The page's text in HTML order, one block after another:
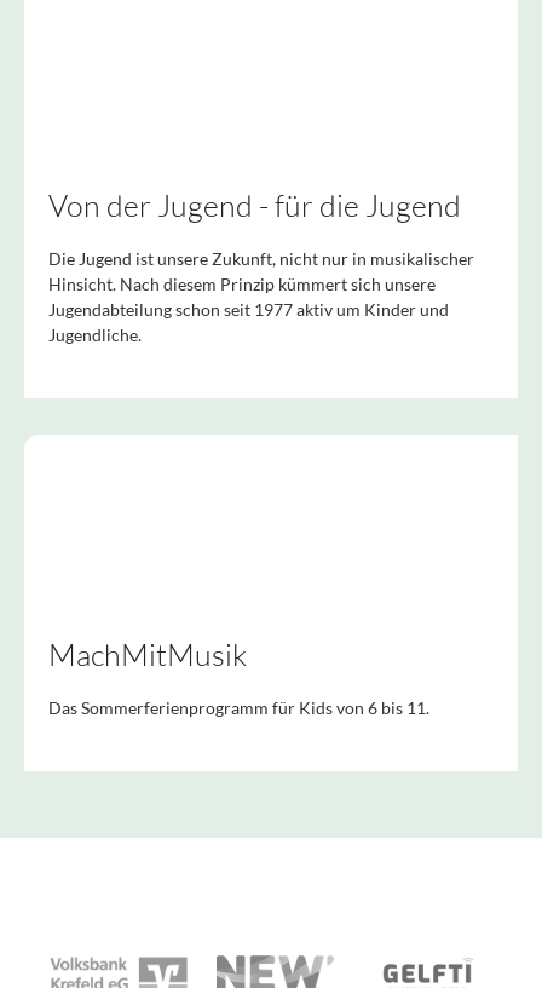
Von der Jugend - für die Jugend
Die Jugend ist unsere Zukunft, nicht nur in musikalischer
Hinsicht. Nach diesem Prinzip kümmert sich unsere
Jugendabteilung schon seit 1977 aktiv um Kinder und
Jugendliche.
MachMitMusik
Das Sommerferienprogramm für Kids von 6 bis 11.